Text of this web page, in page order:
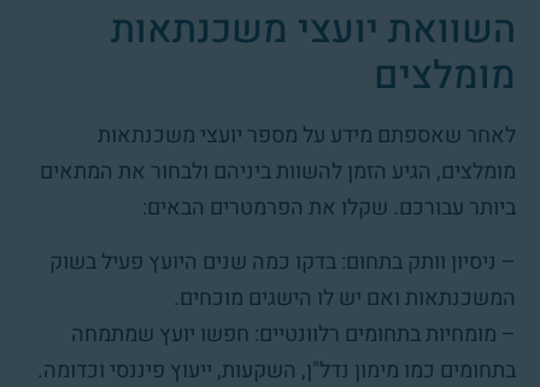
השוואת יועצי משכנתאות
מומלצים
לאחר שאספתם מידע על מספר יועצי משכנתאות
מומלצים, הגיע הזמן להשוות ביניהם ולבחור את המתאים
ביותר עבורכם. שקלו את הפרמטרים הבאים:
– ניסיון וותק בתחום: בדקו כמה שנים היועץ פעיל בשוק
המשכנתאות ואם יש לו הישגים מוכחים.
– מומחיות בתחומים רלוונטיים: חפשו יועץ שמתמחה
בתחומים כמו מימון נדל"ן, השקעות, ייעוץ פיננסי וכדומה.